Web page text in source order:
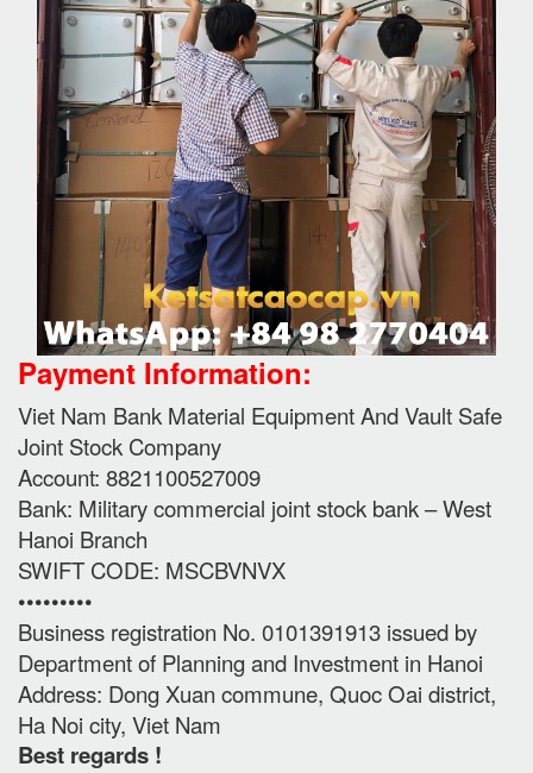
Payment Information:
Viet Nam Bank Material Equipment And Vault Safe
Joint Stock Company
Account: 8821100527009
Bank: Military commercial joint stock bank – West
Hanoi Branch
SWIFT CODE: MSCBVNVX
•••••••••
Business registration No. 0101391913 issued by
Department of Planning and Investment in Hanoi
Address: Dong Xuan commune, Quoc Oai district,
Ha Noi city, Viet Nam
Best regards !